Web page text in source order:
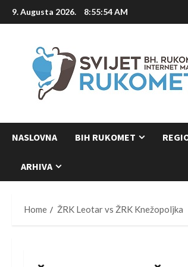
Skip
to
9. Augusta 2026. 8:55:55 AM
NASLOVNA BIH RUKOMET
ARHIVA
Home ŽRK Leotar vs ŽRK Knežopoljka